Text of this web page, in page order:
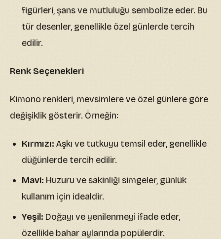
figürleri, şans ve mutluluğu sembolize eder. Bu
tür desenler, genellikle özel günlerde tercih
edilir.
Renk Seçenekleri
Kimono renkleri, mevsimlere ve özel günlere göre
değişiklik gösterir. Örneğin:
Kırmızı: Aşkı ve tutkuyu temsil eder, genellikle
düğünlerde tercih edilir.
Mavi: Huzuru ve sakinliği simgeler, günlük
kullanım için idealdir.
Yeşil: Doğayı ve yenilenmeyi ifade eder,
özellikle bahar aylarında popülerdir.